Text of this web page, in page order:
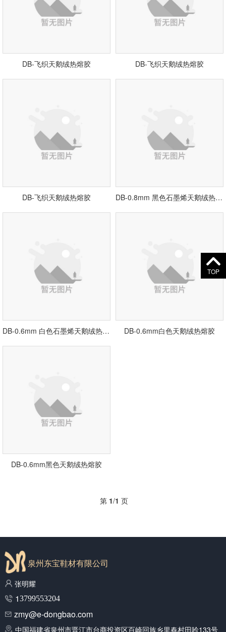
DB-飞织天鹅绒热熔胶 DB-飞织天鹅绒热熔胶
DB-飞织天鹅绒热熔胶 DB-0.8mm 黑色石墨烯天鹅绒热熔胶
DB-0.6mm 白色石墨烯天鹅绒热熔胶 DB-0.6mm白色天鹅绒热熔胶
DB-0.6mm黑色天鹅绒热熔胶
第 1/1 页
泉州东宝鞋材有限公司
张明耀
13799553204
zmy@e-dongbao.com
中国福建省泉州市晋江市台商投资区百崎回族乡里春村田呤133号
TOP